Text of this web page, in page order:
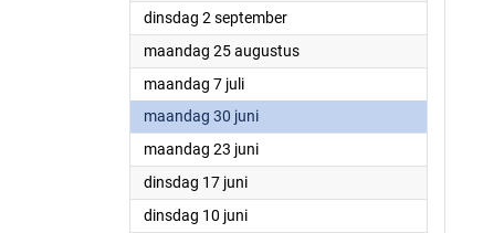
dinsdag 2 september2025
maandag 25 augustus2025
maandag 7 juli2025
maandag 30 juni2025
maandag 23 juni2025
dinsdag 17 juni2025
dinsdag 10 juni2025